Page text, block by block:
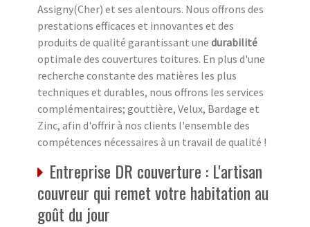
Assigny(Cher) et ses alentours. Nous offrons des
prestations efficaces et innovantes et des
produits de qualité garantissant une durabilité
optimale des couvertures toitures. En plus d'une
recherche constante des matières les plus
techniques et durables, nous offrons les services
complémentaires; gouttière, Velux, Bardage et
Zinc, afin d'offrir à nos clients l'ensemble des
compétences nécessaires à un travail de qualité !
Entreprise DR couverture : L'artisan
couvreur qui remet votre habitation au
goût du jour